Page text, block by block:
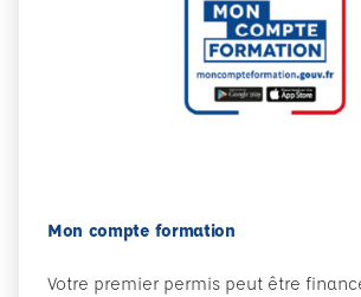
Mon compte formation
Votre premier permis peut être